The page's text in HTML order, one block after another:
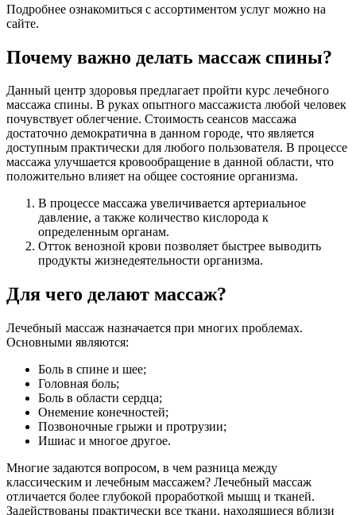
Подробнее ознакомиться с ассортиментом услуг можно на
сайте.
Почему важно делать массаж спины?
Данный центр здоровья предлагает пройти курс лечебного
массажа спины. В руках опытного массажиста любой человек
почувствует облегчение. Стоимость сеансов массажа
достаточно демократична в данном городе, что является
доступным практически для любого пользователя. В процессе
массажа улучшается кровообращение в данной области, что
положительно влияет на общее состояние организма.
В процессе массажа увеличивается артериальное
давление, а также количество кислорода к
определенным органам.
Отток венозной крови позволяет быстрее выводить
продукты жизнедеятельности организма.
Для чего делают массаж?
Лечебный массаж назначается при многих проблемах.
Основными являются:
Боль в спине и шее;
Головная боль;
Боль в области сердца;
Онемение конечностей;
Позвоночные грыжи и протрузии;
Ишиас и многое другое.
Многие задаются вопросом, в чем разница между
классическим и лечебным массажем? Лечебный массаж
отличается более глубокой проработкой мышц и тканей.
Задействованы практически все ткани, находящиеся вблизи